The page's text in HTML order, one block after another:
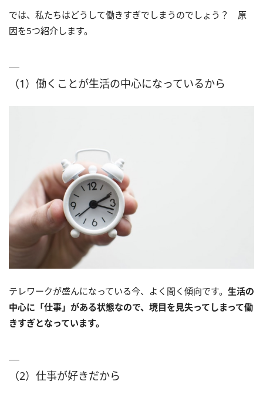
では、私たちはどうして働きすぎでしまうのでしょう？ 原
因を5つ紹介します。
（1）働くことが生活の中心になっているから
テレワークが盛んになっている今、よく聞く傾向です。 生活の
中心に「仕事」がある状態なので、境目を見失ってしまって働
きすぎとなっています。
（2）仕事が好きだから